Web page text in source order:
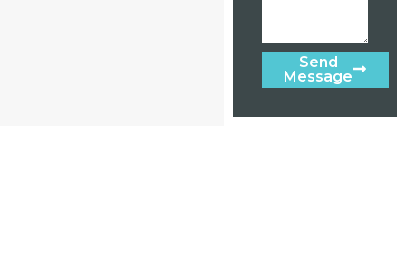
Send
Message